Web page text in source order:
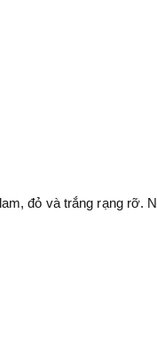
đỏ và trắng rạng rỡ.